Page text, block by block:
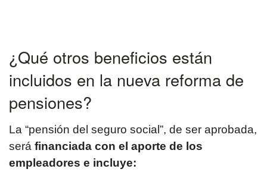
¿Qué otros beneficios están
incluidos en la nueva reforma de
pensiones?
La “pensión del seguro social”, de ser aprobada,
será financiada con el aporte de los
empleadores e incluye: